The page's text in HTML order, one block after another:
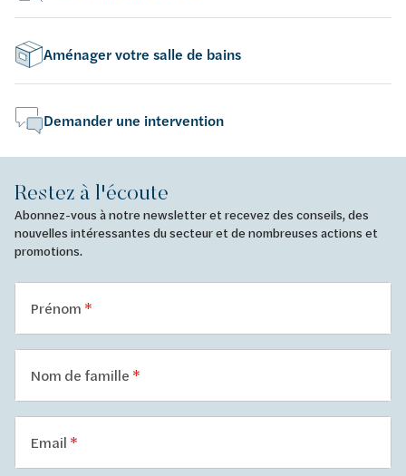
Aménager votre salle de bains
Demander une intervention
Restez à l'écoute
Abonnez-vous à notre newsletter et recevez des conseils, des
nouvelles intéressantes du secteur et de nombreuses actions et
promotions.
Prénom
Nom de famille
Email